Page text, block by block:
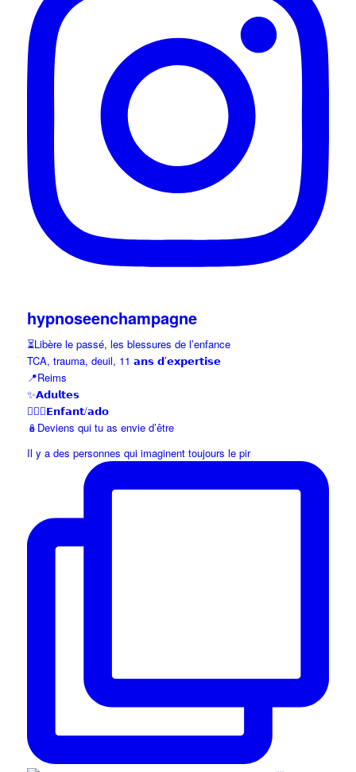
hypnoseenchampagne
⏳Libère le passé, les blessures de l’enfance
TCA, trauma, deuil, 11 𝗮𝗻𝘀 𝗱’𝗲𝘅𝗽𝗲𝗿𝘁𝗶𝘀𝗲
📍Reims
✨𝗔𝗱𝘂𝗹𝘁𝗲𝘀
👱🏼‍♀️𝗘𝗻𝗳𝗮𝗻𝘁/𝗮𝗱𝗼
🪆Deviens qui tu as envie d’être
Il y a des personnes qui imaginent toujours le pir